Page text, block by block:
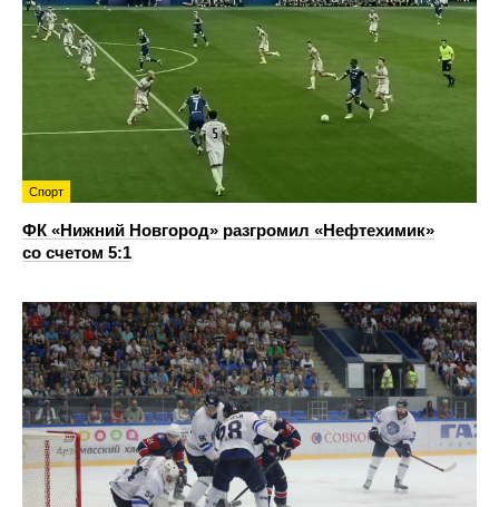
Спорт
ФК «Нижний Новгород» разгромил «Нефтехимик»
со счетом 5:1